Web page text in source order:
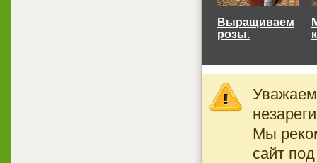
Выращиваем
розы.
Мы
сайт